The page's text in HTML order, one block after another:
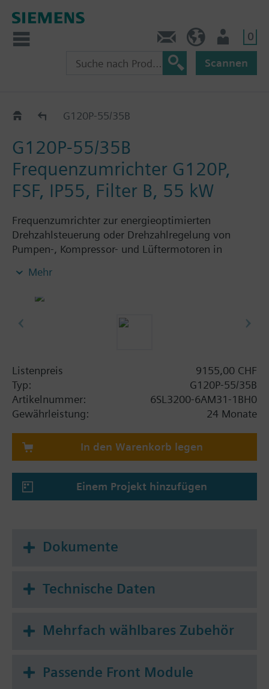
0
Scannen
G120P..5BG120P-55/35B
G120P-55/35B
Frequenzumrichter G120P,
FSF, IP55, Filter B, 55 kW
Frequenzumrichter zur energieoptimierten
Drehzahlsteuerung oder Drehzahlregelung von
Pumpen-, Kompressor- und Lüftermotoren in
Power Module PM230, Control Unit CU230P-2-BT
Zusatz Info
Mehr
Listenpreis
9155,00 CHF
Typ:
G120P-55/35B
Artikelnummer:
6SL3200-6AM31-1BH0
Gewährleistung:
24 Monate
In den Warenkorb legen
Einem Projekt hinzufügen
Dokumente
Technische Daten
Mehrfach wählbares Zubehör
Passende Front Module